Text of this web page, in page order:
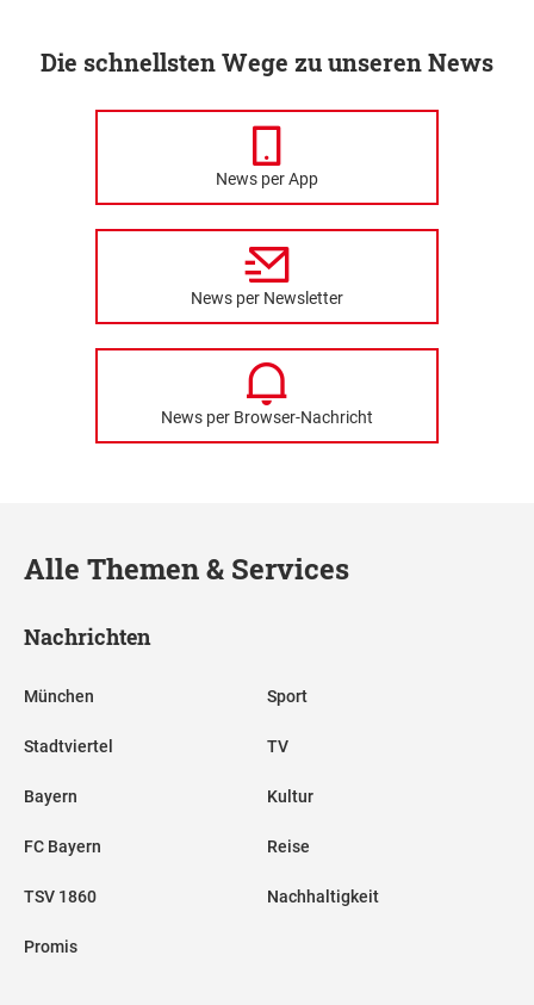
Die schnellsten Wege zu unseren News
News per App
News per Newsletter
News per Browser-Nachricht
Alle Themen & Services
Nachrichten
München
Stadtviertel
Bayern
FC Bayern
TSV 1860
Promis
Sport
TV
Kultur
Reise
Nachhaltigkeit